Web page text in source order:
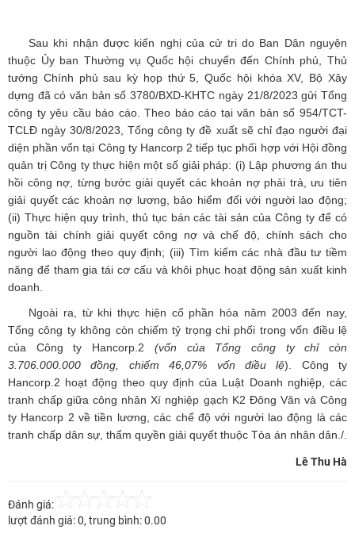
Sau khi nhận được kiến nghị của cử tri do Ban Dân nguyện
thuộc Ủy ban Thường vụ Quốc hội chuyển đến Chính phủ, Thủ
tướng Chính phủ sau kỳ họp thứ 5, Quốc hội khóa XV, Bộ Xây
dựng đã có văn bản số 3780/BXD-KHTC ngày 21/8/2023 gửi Tổng
công ty yêu cầu báo cáo. Theo báo cáo tại văn bản số 954/TCT-
TCLĐ ngày 30/8/2023, Tổng công ty đề xuất sẽ chỉ đạo người đại
diện phần vốn tại Công ty Hancorp 2 tiếp tục phối hợp với Hội đồng
quản trị Công ty thực hiện một số giải pháp: (i) Lập phương án thu
hồi công nợ, từng bước giải quyết các khoản nợ phải trả, ưu tiên
giải quyết các khoản nợ lương, bảo hiểm đối với người lao động;
(ii) Thực hiện quy trình, thủ tục bán các tài sản của Công ty để có
nguồn tài chính giải quyết công nợ và chế độ, chính sách cho
người lao động theo quy định; (iii) Tìm kiếm các nhà đầu tư tiềm
năng để tham gia tái cơ cấu và khôi phục hoạt động sản xuất kinh
doanh.
Ngoài ra, từ khi thực hiện cổ phần hóa năm 2003 đến nay,
Tổng công ty không còn chiếm tỷ trọng chi phối trong vốn điều lệ
của Công ty Hancorp.2 (vốn của Tổng công ty chỉ còn
3.706.000.000 đồng, chiếm 46,07% vốn điều lệ). Công ty
Hancorp.2 hoạt động theo quy định của Luật Doanh nghiệp, các
tranh chấp giữa công nhân Xí nghiệp gạch K2 Đông Văn và Công
ty Hancorp 2 về tiền lương, các chế độ với người lao động là các
tranh chấp dân sự, thẩm quyền giải quyết thuộc Tòa án nhân dân./.
Lê Thu Hà
Đánh giá:
lượt đánh giá:0, trung bình:0.00